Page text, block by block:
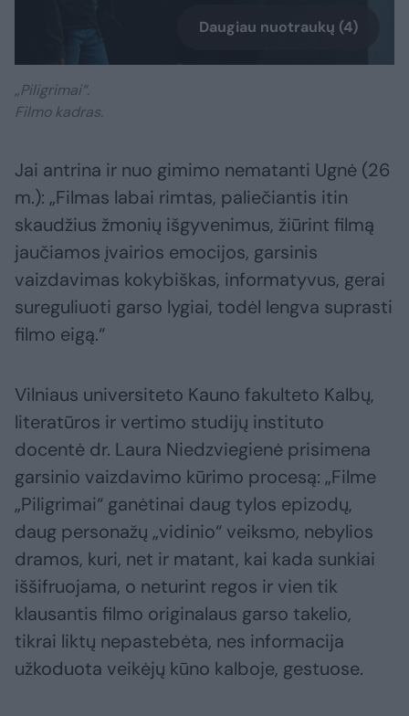
Daugiau nuotraukų (4)
„Piligrimai“.
Filmo kadras.
Jai antrina ir nuo gimimo nematanti Ugnė (26
m.): „Filmas labai rimtas, paliečiantis itin
skaudžius žmonių išgyvenimus, žiūrint filmą
jaučiamos įvairios emocijos, garsinis
vaizdavimas kokybiškas, informatyvus, gerai
sureguliuoti garso lygiai, todėl lengva suprasti
filmo eigą.“
Vilniaus universiteto Kauno fakulteto Kalbų,
literatūros ir vertimo studijų instituto
docentė dr. Laura Niedzviegienė prisimena
garsinio vaizdavimo kūrimo procesą: „Filme
„Piligrimai“ ganėtinai daug tylos epizodų,
daug personažų „vidinio“ veiksmo, nebylios
dramos, kuri, net ir matant, kai kada sunkiai
iššifruojama, o neturint regos ir vien tik
klausantis filmo originalaus garso takelio,
tikrai liktų nepastebėta, nes informacija
užkoduota veikėjų kūno kalboje, gestuose.